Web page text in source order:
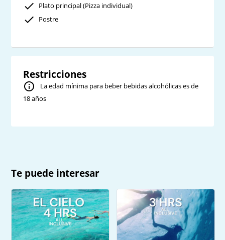
Plato principal (Pizza individual)
Postre
Restricciones
La edad mínima para beber bebidas alcohólicas es de
18 años
Te puede interesar